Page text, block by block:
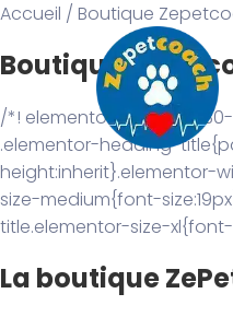
Accueil / Boutique
Boutique
/*! elementor – v3.21.0 –
.elementor-heading-
height:inherit}.elementor-
size-medium{font-
title.elementor-size-
La boutique